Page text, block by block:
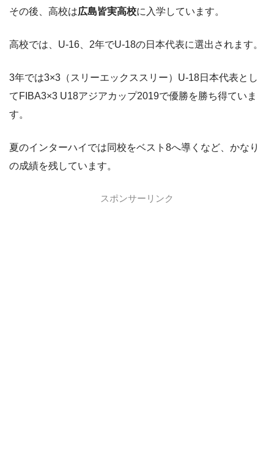
その後、高校は広島皆実高校に入学しています。
高校では、U-16、2年でU-18の日本代表に選出されます。
3年では3×3（スリーエックススリー）U-18日本代表とし
てFIBA3×3 U18アジアカップ2019で優勝を勝ち得ていま
す。
夏のインターハイでは同校をベスト8へ導くなど、かなり
の成績を残しています。
スポンサーリンク